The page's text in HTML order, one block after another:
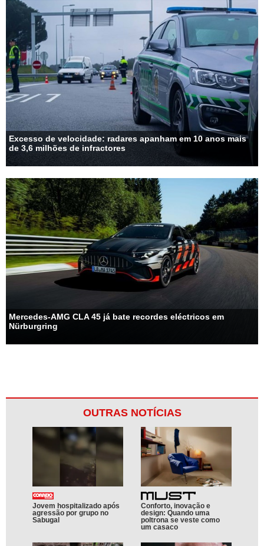
Excesso de velocidade: radares apanham em 10 anos mais
de 3,6 milhões de infractores
Mercedes-AMG CLA 45 já bate recordes eléctricos em
Nürburgring
OUTRAS NOTÍCIAS
Jovem hospitalizado após
agressão por grupo no
Sabugal
Conforto, inovação e
design: Quando uma
poltrona se veste como
um casaco